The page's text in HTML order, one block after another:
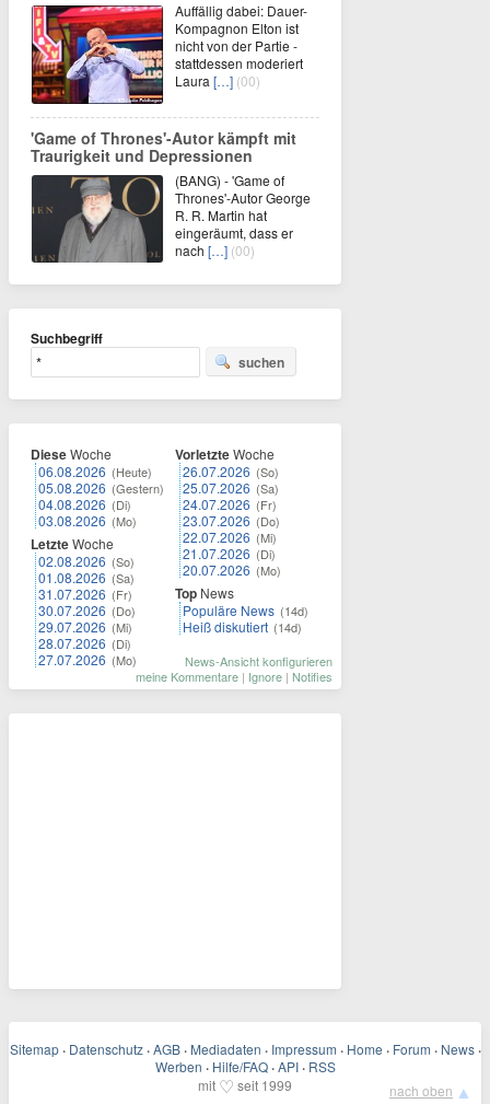
Auffällig dabei: Dauer-
Kompagnon Elton ist
nicht von der Partie -
stattdessen moderiert
Laura […] (00)
'Game of Thrones'-Autor kämpft mit
Traurigkeit und Depressionen
(BANG) - 'Game of
Thrones'-Autor George
R. R. Martin hat
eingeräumt, dass er
nach […] (00)
Suchbegriff
suchen
DieseWoche
06.08.2026 (Heute)
05.08.2026 (Gestern)
04.08.2026 (Di)
03.08.2026 (Mo)
LetzteWoche
02.08.2026 (So)
01.08.2026 (Sa)
31.07.2026 (Fr)
30.07.2026 (Do)
29.07.2026 (Mi)
28.07.2026 (Di)
27.07.2026 (Mo)
VorletzteWoche
26.07.2026 (So)
25.07.2026 (Sa)
24.07.2026 (Fr)
23.07.2026 (Do)
22.07.2026 (Mi)
21.07.2026 (Di)
20.07.2026 (Mo)
Top News
Populäre News (14d)
Heiß diskutiert (14d)
News-Ansicht konfigurieren
meine Kommentare | Ignore | Notifies
Sitemap · Datenschutz · AGB · Mediadaten · Impressum · Home · Forum · News ·
Werben · Hilfe/FAQ · API · RSS
mit ♡ seit 1999 nach oben ▲